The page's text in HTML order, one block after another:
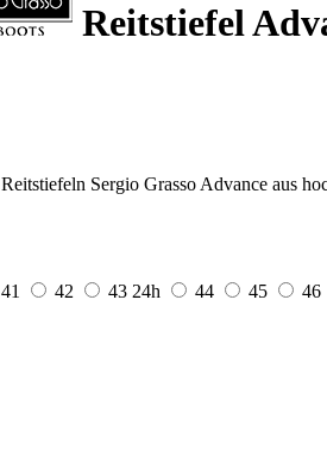
Reitstiefel
Sergio Grasso Advance aus
41 42 43 24h 44 45
46